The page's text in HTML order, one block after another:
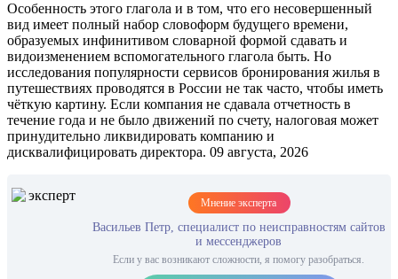
Особенность этого глагола и в том, что его несовершенный
вид имеет полный набор словоформ будущего времени,
образуемых инфинитивом словарной формой сдавать и
видоизменением вспомогательного глагола быть. Но
исследования популярности сервисов бронирования жилья в
путешествиях проводятся в России не так часто, чтобы иметь
чёткую картину. Если компания не сдавала отчетность в
течение года и не было движений по счету, налоговая может
принудительно ликвидировать компанию и
дисквалифицировать директора. 09 августа, 2026
Мнение эксперта
Васильев Петр, специалист по неисправностям сайтов
и мессенджеров
Если у вас возникают сложности, я помогу разобраться.